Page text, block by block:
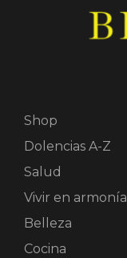
Shop
Dolencias A-Z
Salud
Vivir en armonía
Belleza
Cocina